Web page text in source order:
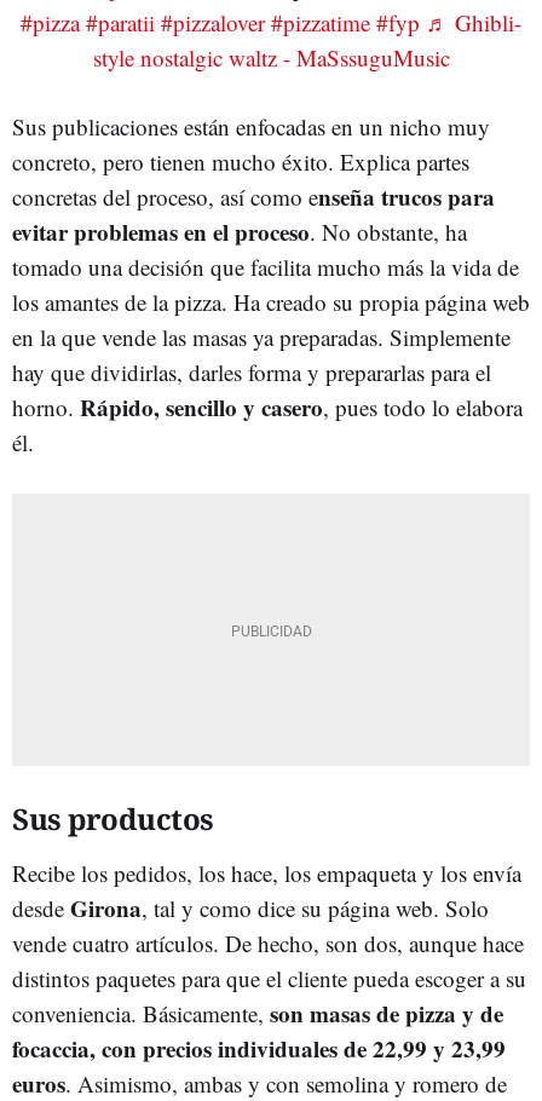
#pizza #paratii #pizzalover #pizzatime #fyp ♬ Ghibli-
style nostalgic waltz - MaSssuguMusic
Sus publicaciones están enfocadas en un nicho muy
concreto, pero tienen mucho éxito. Explica partes
concretas del proceso, así como enseña trucos para
evitar problemas en el proceso. No obstante, ha
tomado una decisión que facilita mucho más la vida de
los amantes de la pizza. Ha creado su propia página web
en la que vende las masas ya preparadas. Simplemente
hay que dividirlas, darles forma y prepararlas para el
horno. Rápido, sencillo y casero, pues todo lo elabora
él.
Sus productos
Recibe los pedidos, los hace, los empaqueta y los envía
desde Girona, tal y como dice su página web. Solo
vende cuatro artículos. De hecho, son dos, aunque hace
distintos paquetes para que el cliente pueda escoger a su
conveniencia. Básicamente, son masas de pizza y de
focaccia, con precios individuales de 22,99 y 23,99
euros. Asimismo, ambas y con semolina y romero de